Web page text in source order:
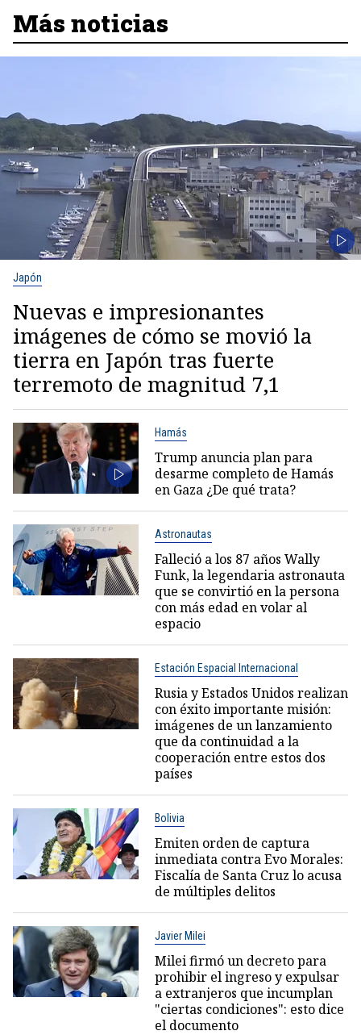
Más noticias
Japón
Nuevas e impresionantes
imágenes de cómo se movió la
tierra en Japón tras fuerte
terremoto de magnitud 7,1
Hamás
Trump anuncia plan para
desarme completo de Hamás
en Gaza ¿De qué trata?
Astronautas
Falleció a los 87 años Wally
Funk, la legendaria astronauta
que se convirtió en la persona
con más edad en volar al
espacio
Estación Espacial Internacional
Rusia y Estados Unidos realizan
con éxito importante misión:
imágenes de un lanzamiento
que da continuidad a la
cooperación entre estos dos
países
Bolivia
Emiten orden de captura
inmediata contra Evo Morales:
Fiscalía de Santa Cruz lo acusa
de múltiples delitos
Javier Milei
Milei firmó un decreto para
prohibir el ingreso y expulsar
a extranjeros que incumplan
"ciertas condiciones": esto dice
el documento